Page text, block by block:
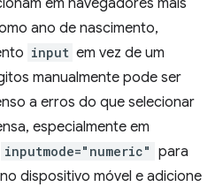
em navegadores mais
ano de nascimento,
input em vez de um
manualmente pode ser
a erros do que selecionar
especialmente em
inputmode="numeric" para
dispositivo móvel e adicione